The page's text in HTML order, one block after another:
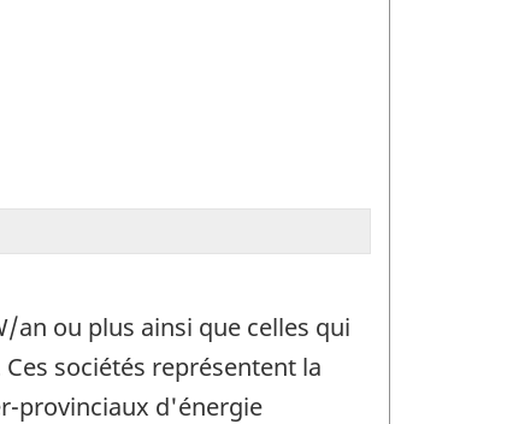
an ou plus ainsi que celles qui
sociétés représentent la
provinciaux d'énergie